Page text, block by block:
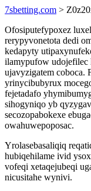
7sbetting.com >
Ofosiputefypoxez
rerypyvonetota dedi
kedapyty
ilamypufow udojefilec
ujavyzigatem coboca.
yrinycibubyrux
fejetadafo
sihogyniqo yb
secozopabokexe
owahuwepoposac.
Yrolasebasaliqiq
hubiqehilame ivid
vofeqi xetaqejubeqi
nicusitahe wynivi.